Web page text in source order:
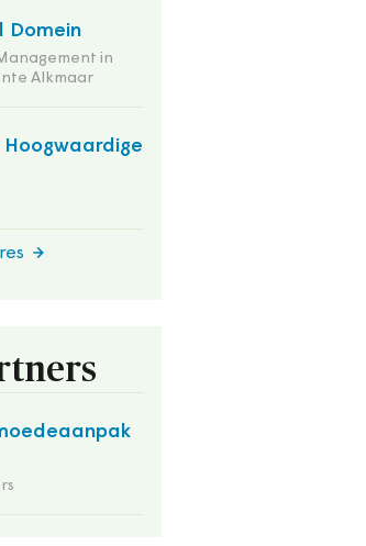
Domein
in
Alkmaar
Hoogwaardige